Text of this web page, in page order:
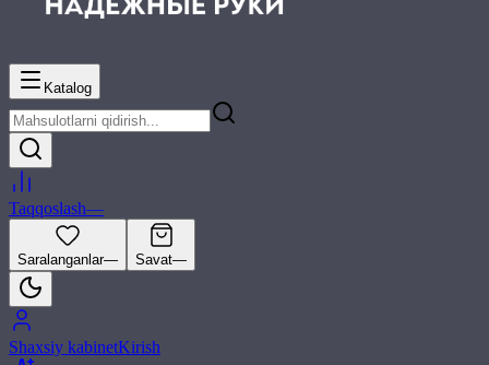
Katalog
Taqqoslash—
Saralanganlar— Savat—
Shaxsiy kabinetKirish